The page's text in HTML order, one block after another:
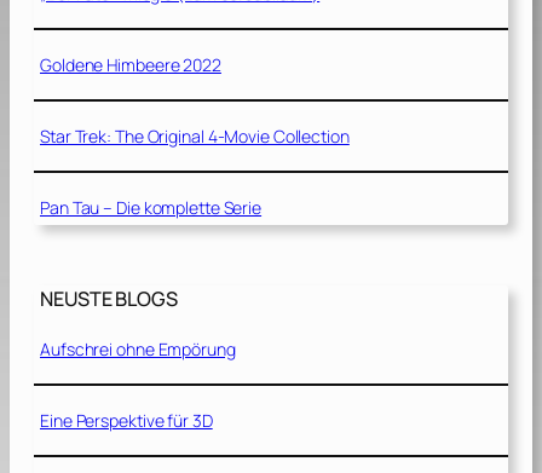
Goldene Himbeere 2022
Star Trek: The Original 4-Movie Collection
Pan Tau – Die komplette Serie
NEUSTE BLOGS
Aufschrei ohne Empörung
Eine Perspektive für 3D